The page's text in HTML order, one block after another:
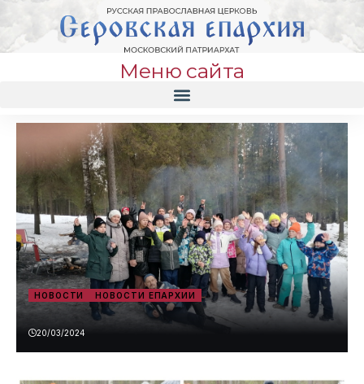
Меню сайта
НОВОСТИ НОВОСТИ ЕПАРХИИ
20/03/2024